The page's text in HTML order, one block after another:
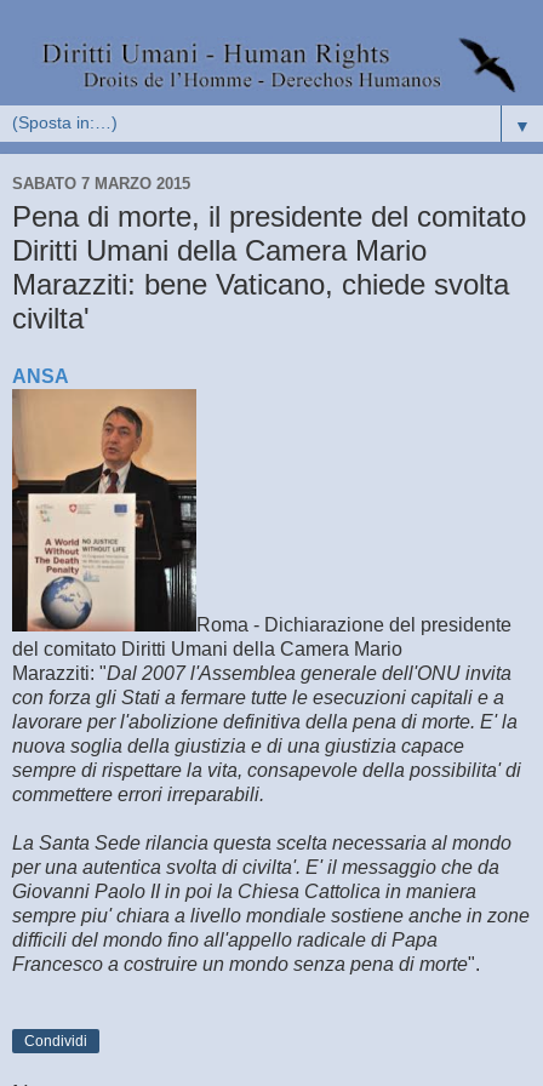
▼
SABATO 7 MARZO 2015
Pena di morte, il presidente del comitato
Diritti Umani della Camera Mario
Marazziti: bene Vaticano, chiede svolta
civilta'
ANSA
Roma - Dichiarazione del presidente
del comitato Diritti Umani della Camera Mario
Marazziti: "Dal 2007 l'Assemblea generale dell'ONU invita
con forza gli Stati a fermare tutte le esecuzioni capitali e a
lavorare per l'abolizione definitiva della pena di morte. E' la
nuova soglia della giustizia e di una giustizia capace
sempre di rispettare la vita, consapevole della possibilita' di
commettere errori irreparabili.
La Santa Sede rilancia questa scelta necessaria al mondo
per una autentica svolta di civilta'. E' il messaggio che da
Giovanni Paolo II in poi la Chiesa Cattolica in maniera
sempre piu' chiara a livello mondiale sostiene anche in zone
difficili del mondo fino all'appello radicale di Papa
Francesco a costruire un mondo senza pena di morte".
Condividi